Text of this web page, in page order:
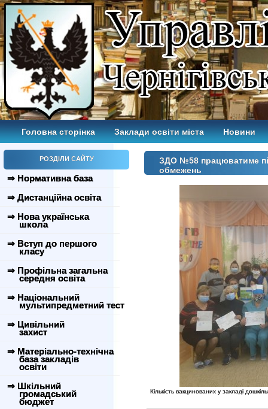
Головна сторінка Заклади освіти міста Новини
РОЗДІЛИ САЙТУ
⇒ Нормативна база
⇒ Дистанційна освіта
⇒ Нова українська
школа
⇒ Вступ до першого
класу
⇒ Профільна загальна
середня освіта
⇒ Національний
мультипредметний тест
⇒ Цивільний
захист
⇒ Матеріально-технічна
база закладів
освіти
⇒ Шкільний
громадський
бюджет
ЗДО №58 працюватиме
обмежень
Кількість вакцинованих у закладі